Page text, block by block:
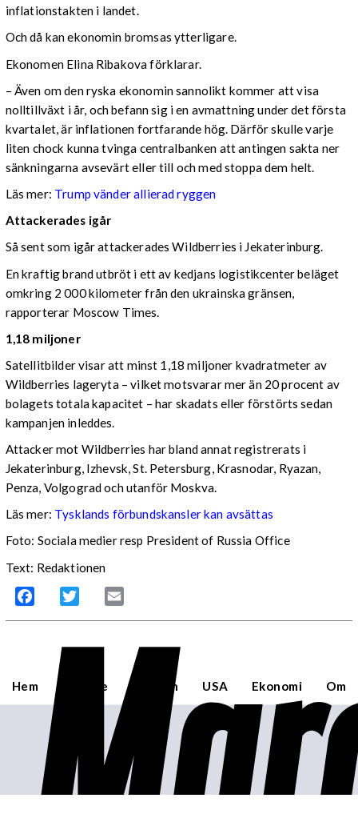
inflationstakten i landet.
Och då kan ekonomin bromsas ytterligare.
Ekonomen Elina Ribakova förklarar.
– Även om den ryska ekonomin sannolikt kommer att visa
nolltillväxt i år, och befann sig i en avmattning under det första
kvartalet, är inflationen fortfarande hög. Därför skulle varje
liten chock kunna tvinga centralbanken att antingen sakta ner
sänkningarna avsevärt eller till och med stoppa dem helt.
Läs mer: Trump vänder allierad ryggen
Attackerades igår
Så sent som igår attackerades Wildberries i Jekaterinburg.
En kraftig brand utbröt i ett av kedjans logistikcenter beläget
omkring 2 000 kilometer från den ukrainska gränsen,
rapporterar Moscow Times.
1,18 miljoner
Satellitbilder visar att minst 1,18 miljoner kvadratmeter av
Wildberries lageryta – vilket motsvarar mer än 20 procent av
bolagets totala kapacitet – har skadats eller förstörts sedan
kampanjen inleddes.
Attacker mot Wildberries har bland annat registrerats i
Jekaterinburg, Izhevsk, St. Petersburg, Krasnodar, Ryazan,
Penza, Volgograd och utanför Moskva.
Läs mer: Tysklands förbundskansler kan avsättas
Foto: Sociala medier resp President of Russia Office
Text: Redaktionen
Facebook Twitter
Hem Sverige Världen USA Ekonomi Om